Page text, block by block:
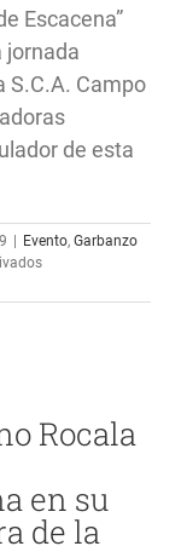
Escacena”
jornada
S.C.A. Campo
de esta
| Evento, Garbanzo
en
apuestan
del
defienden
el
Rocala
en su
de la